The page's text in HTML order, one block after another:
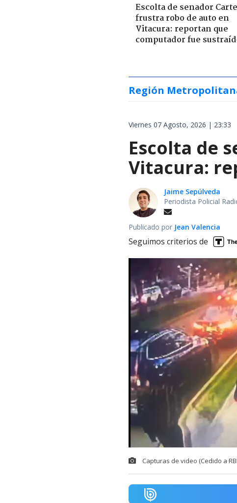
Escolta de senador
frustra robo de auto en
Vitacura: reportan que
computador fue
Región
Viernes 07 Agosto, 2026 | 23:33
Escolta de
Vitacura:
Jaime Sepúlveda
Periodista Policial
Publicado por Jean Valencia
Seguimos criterios de
Capturas de video (Cedido a